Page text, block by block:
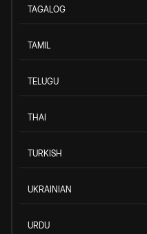
TAGALOG
TAMIL
TELUGU
THAI
TURKISH
UKRAINIAN
URDU